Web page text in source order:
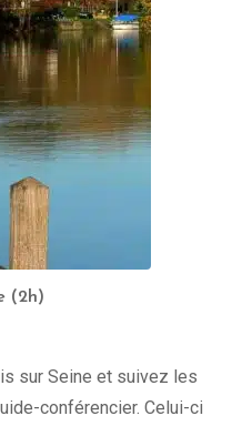
(2h)
sur Seine et suivez les
conférencier. Celui-ci